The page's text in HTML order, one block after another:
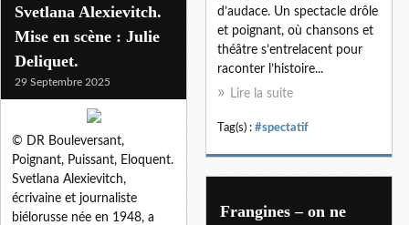
d’audace. Un spectacle drôle
et poignant, où chansons et
théâtre s’entrelacent pour
raconter l’histoire...
Lire la suite
Tag(s) : #spectatif
Svetlana Alexievitch.
Mise en scène : Julie
Deliquet.
29 Septembre 2025
© DR Bouleversant,
Poignant, Puissant, Eloquent.
Svetlana Alexievitch,
écrivaine et journaliste
biélorusse née en 1948, a
Frangines – on ne